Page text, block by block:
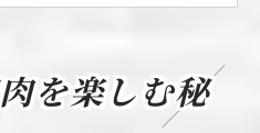
三谷温泉の観光スポット
温泉の絶妙な組み合わせ
を楽しむ秘